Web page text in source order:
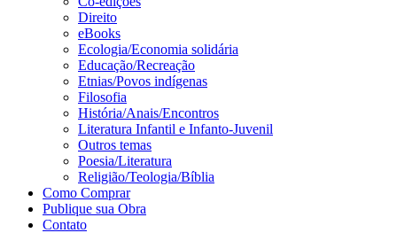
Direito
eBooks
Ecologia/Economia solidária
Educação/Recreação
Etnias/Povos indígenas
Filosofia
História/Anais/Encontros
Literatura Infantil e Infanto-Juvenil
Outros temas
Poesia/Literatura
Religião/Teologia/Bíblia
Como Comprar
Publique sua Obra
Contato